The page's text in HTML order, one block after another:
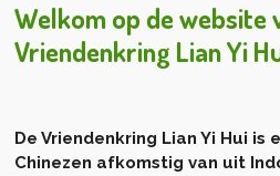
Welkom op de website
Vriendenkring Lian Yi
De Vriendenkring Lian Yi Hui is
Chinezen afkomstig van uit